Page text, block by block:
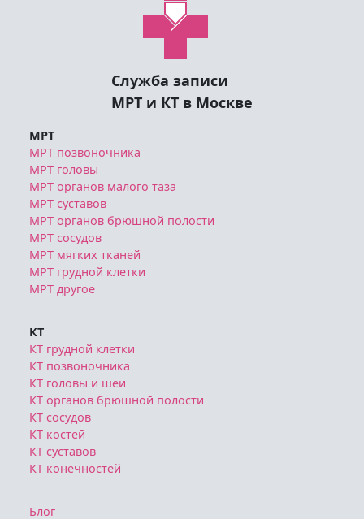
Служба записи
МРТ и КТ в Москве
МРТ
МРТ позвоночника
МРТ головы
МРТ органов малого таза
МРТ суставов
МРТ органов брюшной полости
МРТ сосудов
МРТ мягких тканей
МРТ грудной клетки
МРТ другое
КТ
КТ грудной клетки
КТ позвоночника
КТ головы и шеи
КТ органов брюшной полости
КТ сосудов
КТ костей
КТ суставов
КТ конечностей
Блог